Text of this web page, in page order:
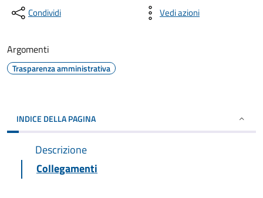
Condividi Vedi azioni
Argomenti
Trasparenza amministrativa
INDICE DELLA PAGINA
Descrizione
Collegamenti